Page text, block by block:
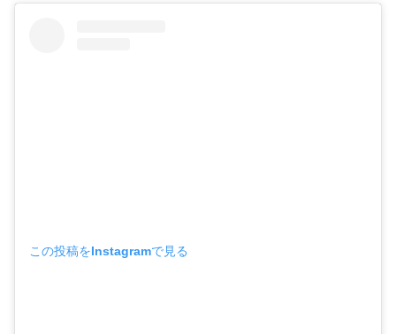
この投稿をInstagramで見る